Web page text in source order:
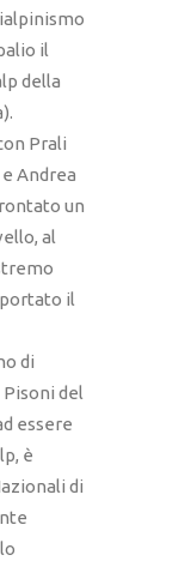
il
della
Prali
Andrea
un
al
il
di
del
essere
è
di